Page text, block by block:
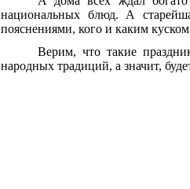
национальных блюд. А
пояснениями, кого и каким
Верим, что такие
народных традиций, а значит,